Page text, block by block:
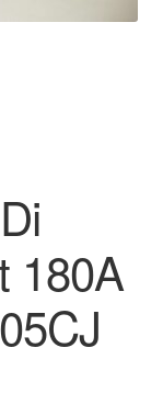
180A